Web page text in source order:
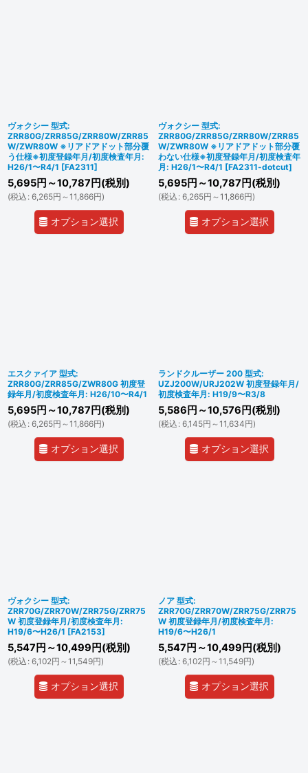
ヴォクシー 型式:
ZRR80G/ZRR85G/ZRR80W/ZRR85
W/ZWR80W ※リアドアドット部分覆
う仕様※初度登録年月/初度検査年月:
H26/1〜R4/1 [FA2311]
5,695円 ～10,787 円(税別)
(税込 : 6,265円 ～11,866円)
オプション選択
ヴォクシー 型式:
ZRR80G/ZRR85G/ZRR80W/ZRR85
W/ZWR80W ※リアドアドット部分覆
わない仕様※初度登録年月/初度検査年
月: H26/1〜R4/1 [FA2311-dotcut]
5,695円 ～10,787 円(税別)
(税込 : 6,265円 ～11,866円)
オプション選択
エスクァイア 型式:
ZRR80G/ZRR85G/ZWR80G 初度登
録年月/初度検査年月: H26/10〜R4/1
5,695円 ～10,787 円(税別)
(税込 : 6,265円 ～11,866円)
オプション選択
ランドクルーザー 200 型式:
UZJ200W/URJ202W 初度登録年月/
初度検査年月: H19/9〜R3/8
5,586 円 ～10,576 円(税別)
(税込 : 6,145円 ～11,634円)
オプション選択
ヴォクシー 型式:
ZRR70G/ZRR70W/ZRR75G/ZRR75
W 初度登録年月/初度検査年月:
H19/6〜H26/1 [FA2153]
5,547 円 ～10,499 円(税別)
(税込 : 6,102円 ～11,549円)
オプション選択
ノア 型式:
ZRR70G/ZRR70W/ZRR75G/ZRR75
W 初度登録年月/初度検査年月:
H19/6〜H26/1
5,547 円 ～10,499 円(税別)
(税込 : 6,102円 ～11,549円)
オプション選択